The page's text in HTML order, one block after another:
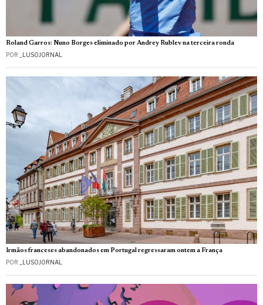
Roland Garros: Nuno Borges eliminado por Andrey Rublev na terceira ronda
POR _LUSOJORNAL
Irmãos franceses abandonados em Portugal regressaram ontem a França
POR _LUSOJORNAL